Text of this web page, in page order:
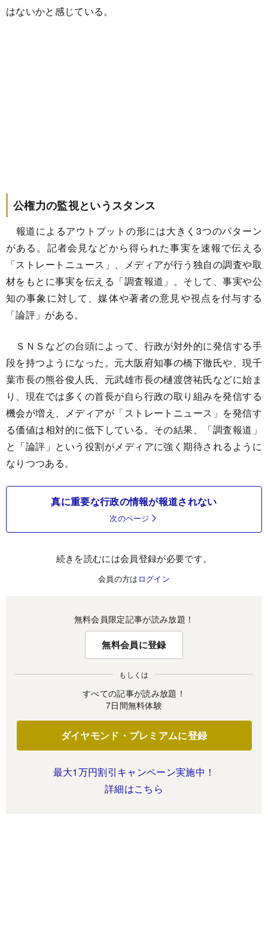
はないかと感じている。
公権力の監視というスタンス
報道によるアウトプットの形には大きく3つのパターン
がある。記者会見などから得られた事実を速報で伝える
「ストレートニュース」、メディアが行う独自の調査や取
材をもとに事実を伝える「調査報道」。そして、事実や公
知の事象に対して、媒体や著者の意見や視点を付与する
「論評」がある。
ＳＮＳなどの台頭によって、行政が対外的に発信する手
段を持つようになった。元大阪府知事の橋下徹氏や、現千
葉市長の熊谷俊人氏、元武雄市長の樋渡啓祐氏などに始ま
り、現在では多くの首長が自ら行政の取り組みを発信する
機会が増え、メディアが「ストレートニュース」を発信す
る価値は相対的に低下している。その結果、「調査報道」
と「論評」という役割がメディアに強く期待されるように
なりつつある。
真に重要な行政の情報が報道されない
次のページ
続きを読むには会員登録が必要です。
会員の方は ログイン
無料会員限定記事が読み放題！
無料会員に登録
もしくは
すべての記事が読み放題！
7日間無料体験
ダイヤモンド・プレミアムに登録
最大1万円割引キャンペーン実施中！
詳細はこちら